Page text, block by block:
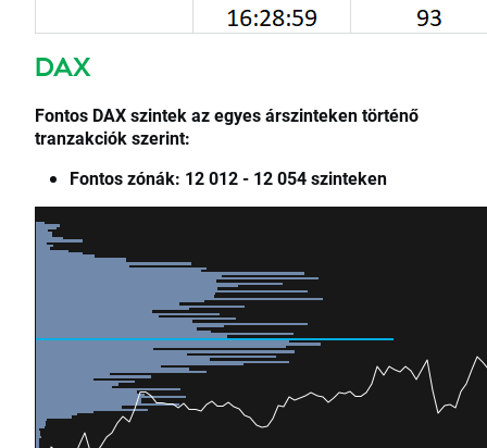
DAX
Fontos DAX szintek az egyes árszinteken történő
tranzakciók szerint:
Fontos zónák: 12 012 - 12 054 szinteken